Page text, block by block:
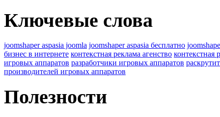
Ключевые слова
joomshaper aspasia joomla joomshaper aspasia бесплатно
бизнес в интернете контекстная реклама агенство контекстная
игровых аппаратов разработчики игровых аппаратов
производителей игровых аппаратов
Полезности